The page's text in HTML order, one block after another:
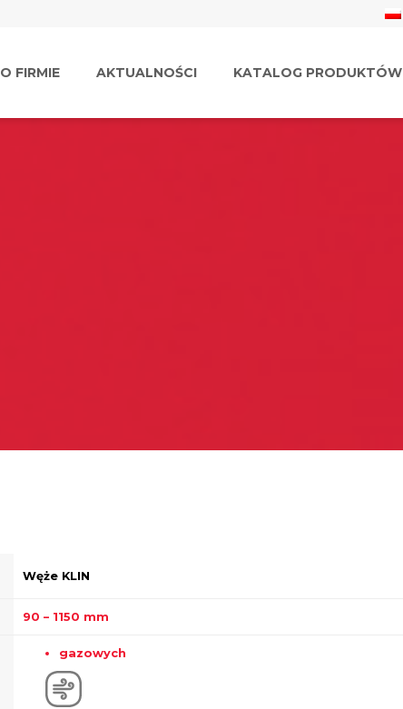
O FIRMIE AKTUALNOŚCI KATALOG PRODUKTÓW
Węże KLIN
90 – 1150 mm
gazowych